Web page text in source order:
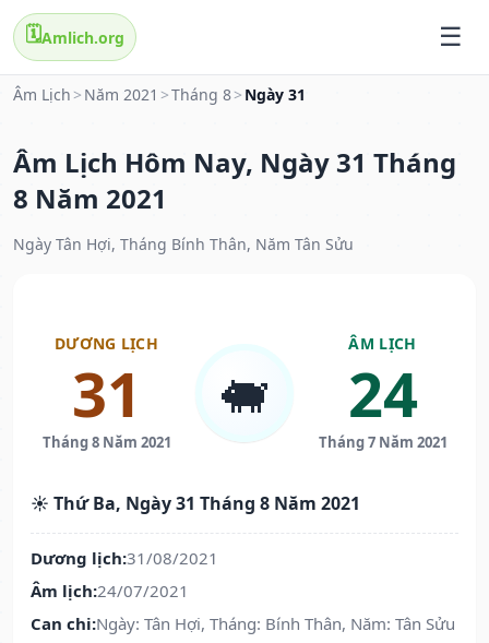
🗓️Amlich.org
Âm Lịch > Năm 2021 >Tháng 8> Ngày 31
Âm Lịch Hôm Nay, Ngày 31 Tháng
8 Năm 2021
Ngày Tân Hợi, Tháng Bính Thân, Năm Tân Sửu
DƯƠNG LỊCH
31
Tháng 8 Năm 2021
🐖
ÂM LỊCH
24
Tháng 7 Năm 2021
☀️ Thứ Ba, Ngày 31 Tháng 8 Năm 2021
Dương lịch:31/08/2021
Âm lịch:24/07/2021
Can chi:Ngày: Tân Hợi, Tháng: Bính Thân, Năm: Tân Sửu